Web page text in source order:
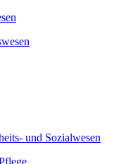
und Sozialwesen